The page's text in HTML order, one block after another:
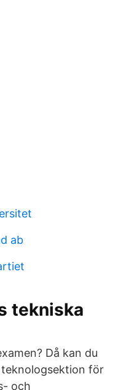
ab
tekniska
Då kan du
för
och